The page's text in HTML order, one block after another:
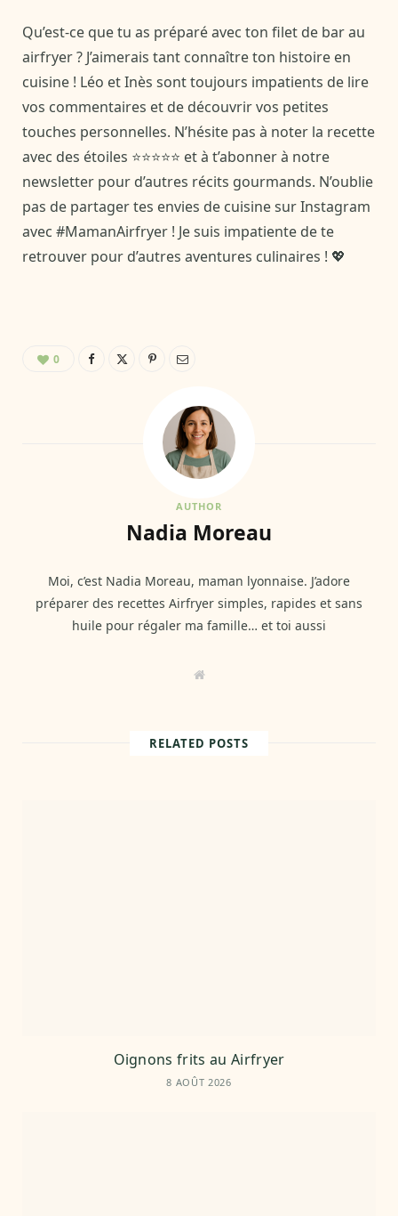
Qu’est-ce que tu as préparé avec ton filet de bar au
airfryer ? J’aimerais tant connaître ton histoire en
cuisine ! Léo et Inès sont toujours impatients de lire
vos commentaires et de découvrir vos petites
touches personnelles. N’hésite pas à noter la recette
avec des étoiles ⭐⭐⭐⭐⭐ et à t’abonner à notre
newsletter pour d’autres récits gourmands. N’oublie
pas de partager tes envies de cuisine sur Instagram
avec #MamanAirfryer ! Je suis impatiente de te
retrouver pour d’autres aventures culinaires ! 💖
0
AUTHOR
Nadia Moreau
Moi, c’est Nadia Moreau, maman lyonnaise. J’adore
préparer des recettes Airfryer simples, rapides et sans
huile pour régaler ma famille… et toi aussi
W
RELATED POSTS
Oignons frits au Airfryer
8 AOÛT 2026